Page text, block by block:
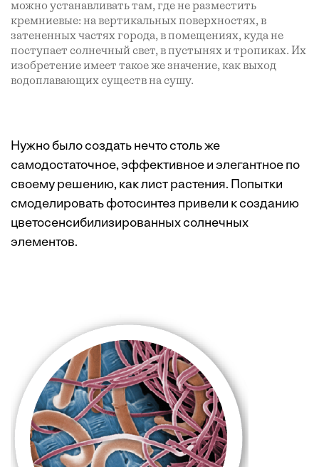
можно устанавливать там, где не разместить
кремниевые: на вертикальных поверхностях, в
затененных частях города, в помещениях, куда не
поступает солнечный свет, в пустынях и тропиках. Их
изобретение имеет такое же значение, как выход
водоплавающих существ на сушу.
Нужно было создать нечто столь же
самодостаточное, эффективное и элегантное по
своему решению, как лист растения. Попытки
смоделировать фотосинтез привели к созданию
цветосенсибилизированных солнечных
элементов.